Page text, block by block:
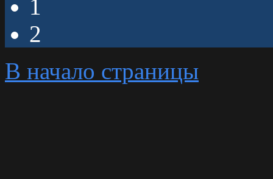
1
2
В начало страницы